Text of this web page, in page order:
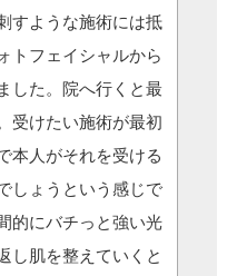
すような施術には抵
トフェイシャルから
した。院へ行くと最
受けたい施術が最初
本人がそれを受ける
しょうという感じで
的にバチっと強い光
し肌を整えていくと